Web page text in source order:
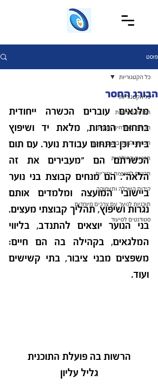
פוסט
כל הקטגוריות
תכניות מנהיגות
תכניות לאזרחים ותיקים
תכניות לנוער במצבי סיכון
תכניות קהילתיות
תכניות למועצות אזוריות
קידום השכלה ותעסוקה
תוכניות לנוער עם צרכים מיוחדים
סטודנטים לסיעוד
כל הקטגוריות
הבורג החסר
ועוד.
הרשות בה פועלת התוכנית
גליל עליון